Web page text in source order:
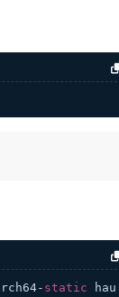
static hau